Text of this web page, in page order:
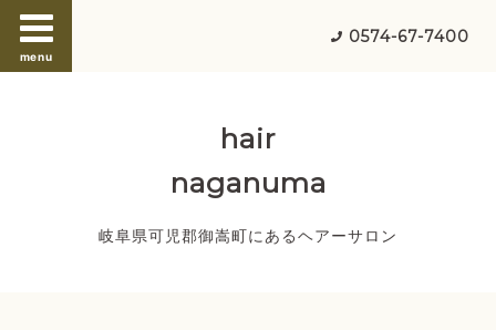
menu
0574-67-7400
hair
naganuma
岐阜県可児郡御嵩町にあるヘアーサロン